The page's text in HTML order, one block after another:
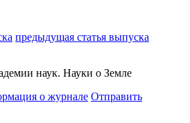
предыдущая статья выпуска
наук. Науки о Земле
о журнале Отправить